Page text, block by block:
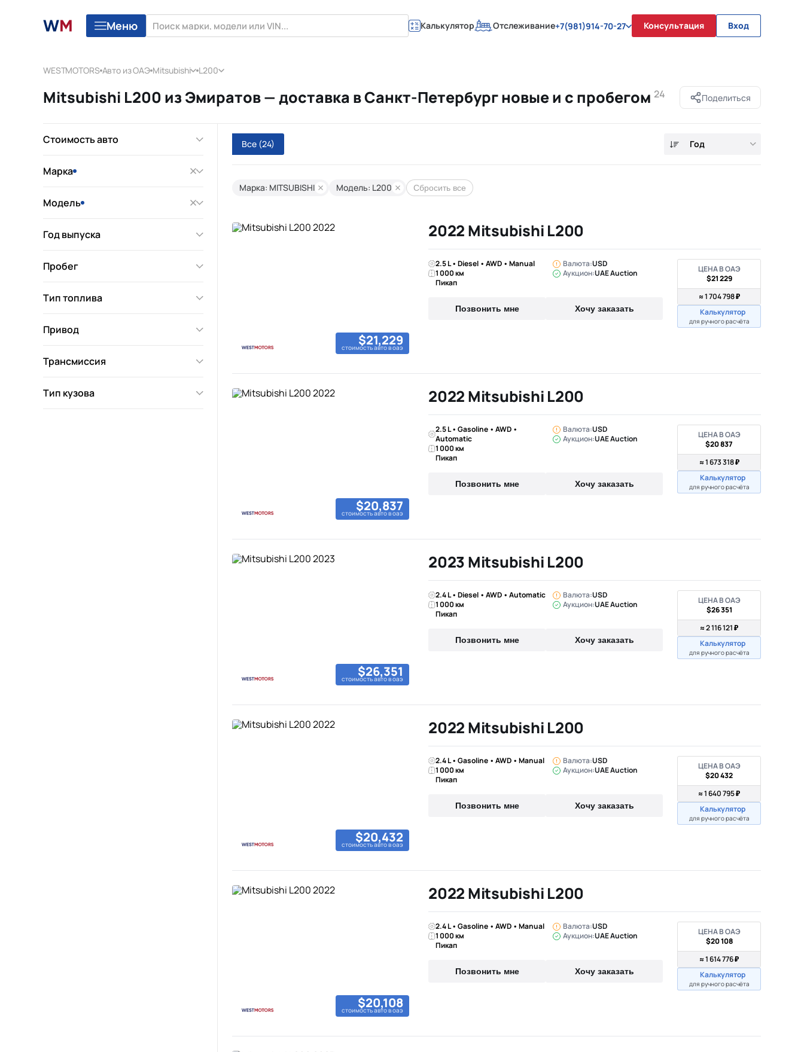
Меню Калькулятор Отслеживание+7(981)914-70-27 Консультация Вход
WESTMOTORS Авто из ОАЭ Mitsubishi L200
Mitsubishi L200 из Эмиратов — доставка в Санкт-Петербург новые и с пробегом 24 Поделиться
Стоимость авто
Марка
Модель
Год выпуска
Пробег
Тип топлива
Привод
Трансмиссия
Тип кузова
Год
Все (24)
Марка: MITSUBISHI Модель: L200 Сбросить все
$21,229
стоимость авто в оаэ
2022 Mitsubishi L200
2.5 L • Diesel • AWD • Manual
1 000 км
Пикап
Валюта:USD
Аукцион:UAE Auction
Позвонить мне Хочу заказать
ЦЕНА В ОАЭ
$21 229
≈ 1 704 798 ₽
Калькулятор
для ручного расчёта
$20,837
стоимость авто в оаэ
2022 Mitsubishi L200
2.5 L • Gasoline • AWD •
Automatic
1 000 км
Пикап
Валюта:USD
Аукцион:UAE Auction
Позвонить мне Хочу заказать
ЦЕНА В ОАЭ
$20 837
≈ 1 673 318 ₽
Калькулятор
для ручного расчёта
$26,351
стоимость авто в оаэ
2023 Mitsubishi L200
2.4 L • Diesel • AWD • Automatic
1 000 км
Пикап
Валюта:USD
Аукцион:UAE Auction
Позвонить мне Хочу заказать
ЦЕНА В ОАЭ
$26 351
≈ 2 116 121 ₽
Калькулятор
для ручного расчёта
$20,432
стоимость авто в оаэ
2022 Mitsubishi L200
2.4 L • Gasoline • AWD • Manual
1 000 км
Пикап
Валюта:USD
Аукцион:UAE Auction
Позвонить мне Хочу заказать
ЦЕНА В ОАЭ
$20 432
≈ 1 640 795 ₽
Калькулятор
для ручного расчёта
$20,108
стоимость авто в оаэ
2022 Mitsubishi L200
2.4 L • Gasoline • AWD • Manual
1 000 км
Пикап
Валюта:USD
Аукцион:UAE Auction
Позвонить мне Хочу заказать
ЦЕНА В ОАЭ
$20 108
≈ 1 614 776 ₽
Калькулятор
для ручного расчёта